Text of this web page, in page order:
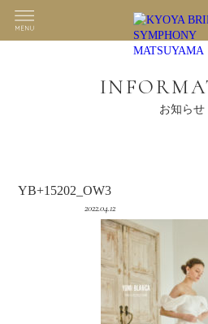
お知らせ
YB+15202_OW3
2022.04.12